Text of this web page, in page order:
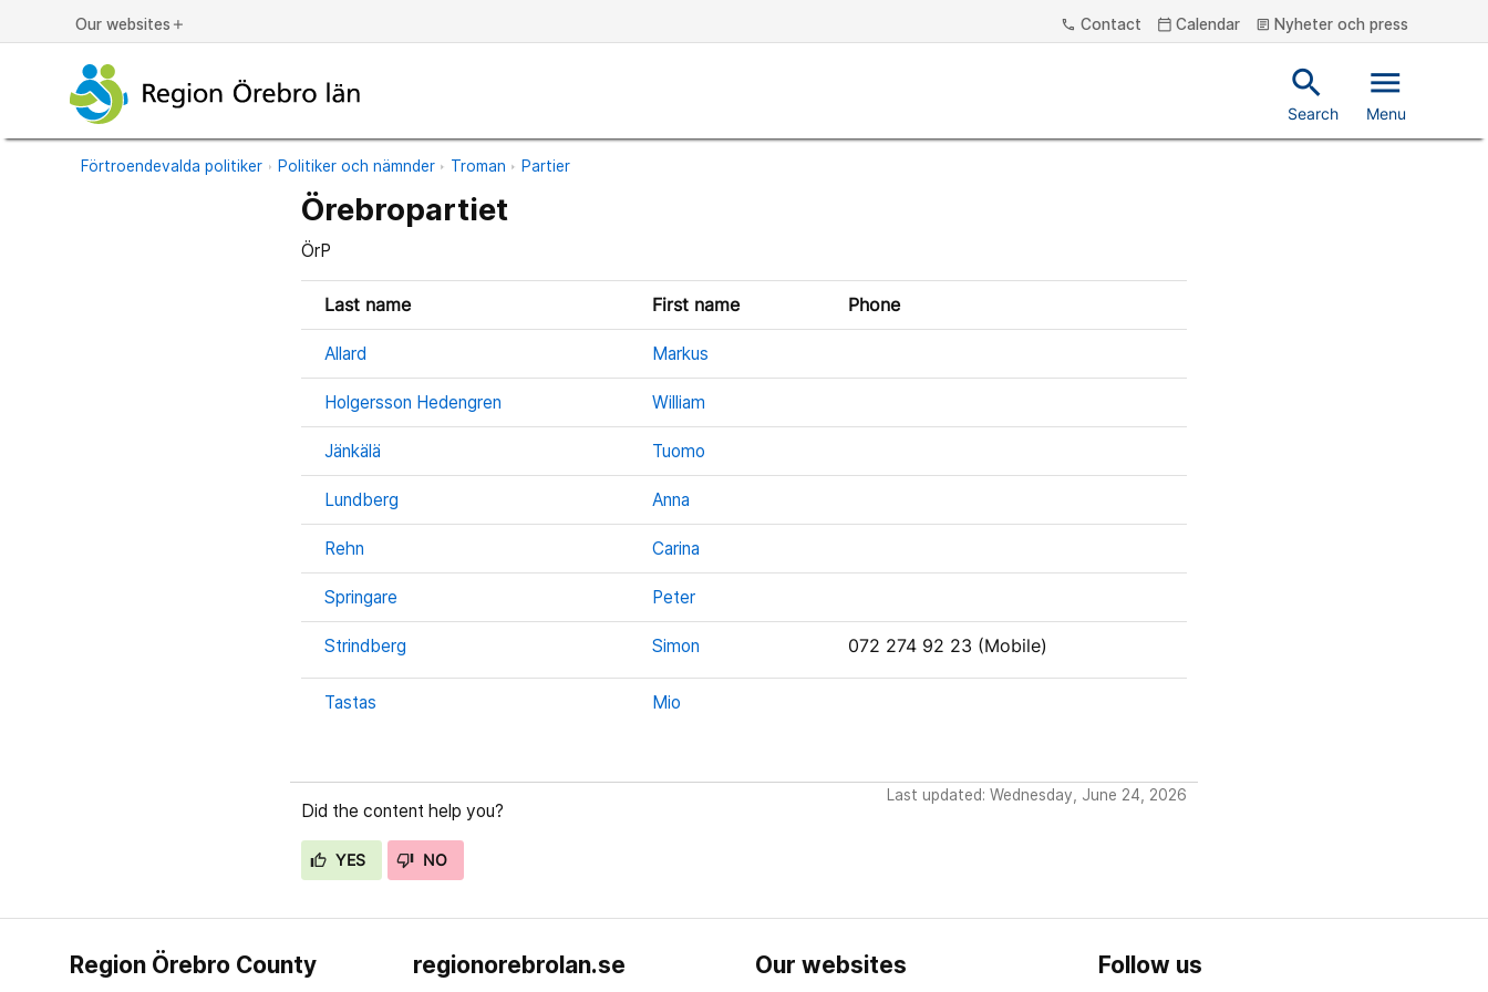
Our websites add phone Contact calendar_today Calendar article Nyheter och press
search
Search
menu
Menu
Förtroendevalda politiker Politiker och nämnder Troman Partier
Örebropartiet
ÖrP
Last name First name Phone
Allard Markus
Holgersson Hedengren William
Jänkälä Tuomo
Lundberg Anna
Rehn Carina
Springare Peter
Strindberg Simon 072 274 92 23 (Mobile)
Tastas Mio
Did the content help you?
YES NO
Last updated: Wednesday, June 24, 2026
Region Örebro County regionorebrolan.se Our websites Follow us